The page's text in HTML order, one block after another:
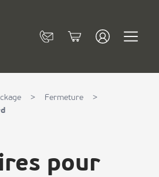
ContactCart
> Fermeture
>
pour